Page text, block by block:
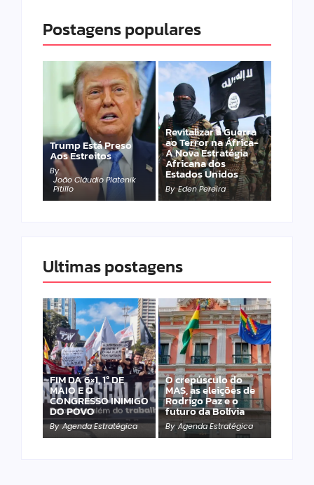
Postagens populares
Trump Está Preso
Aos Estreitos
By
João Cláudio Platenik
Pitillo
Revitalizar a Guerra
ao Terror na África-
A Nova Estratégia
Africana dos
Estados Unidos
By Eden Pereira
Ultimas postagens
FIM DA 6×1, 1º DE
MAIO E O
CONGRESSO INIMIGO
DO POVO
By Agenda Estratégica
O crepúsculo do
MAS, as eleições de
Rodrigo Paz e o
futuro da Bolívia
By Agenda Estratégica